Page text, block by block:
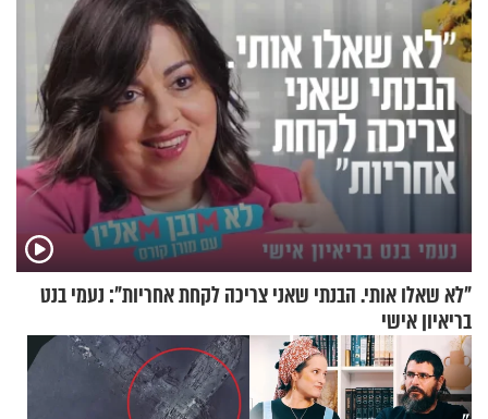
"לא שאלו אותי. הבנתי שאני צריכה לקחת אחריות": נעמי בנט
בריאיון אישי